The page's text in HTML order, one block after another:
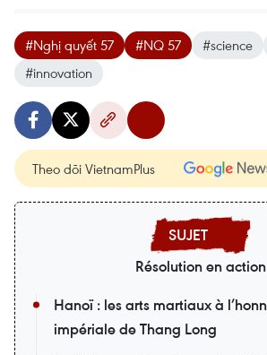
#Nghị quyết 57 #NQ 57 #science
#innovation
Theo dõi VietnamPlus
Résolution en action
Hanoï : les arts martiaux à
impériale de Thang Long